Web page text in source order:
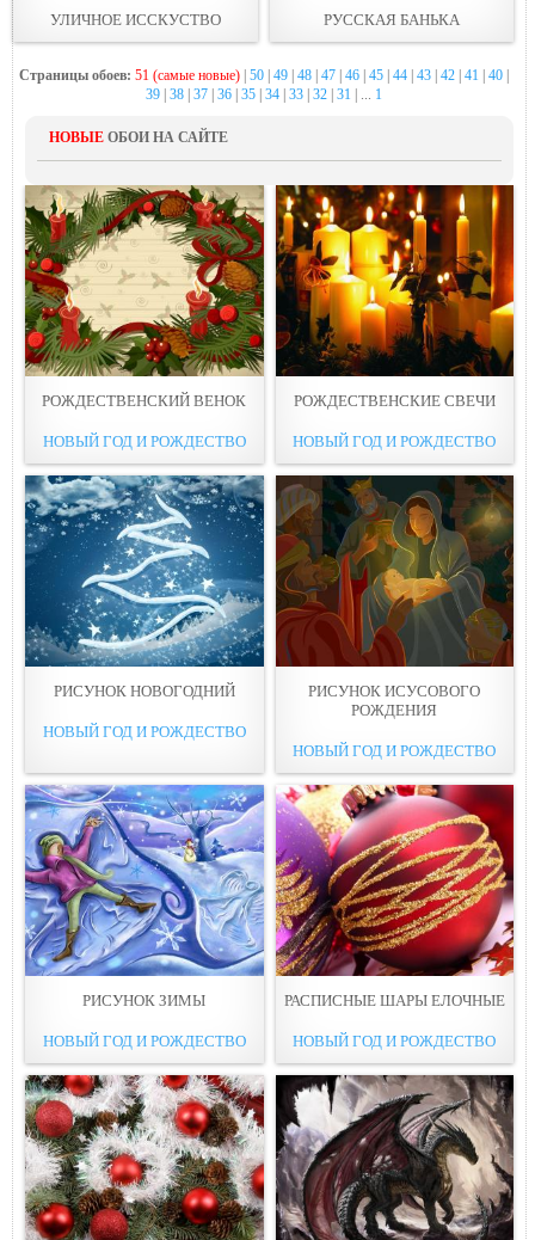
УЛИЧНОЕ ИССКУСТВО РУССКАЯ БАНЬКА
Страницы обоев: 51 (самые новые)| 50| 49| 48| 47| 46| 45| 44| 43| 42| 41 40|
39| 38| 37| 36| 35| 34| 33| 32| 31 | ... 1
НОВЫЕ ОБОИ НА САЙТЕ
РОЖДЕСТВЕНСКИЙ ВЕНОК
НОВЫЙ ГОД И РОЖДЕСТВО
РОЖДЕСТВЕНСКИЕ СВЕЧИ
НОВЫЙ ГОД И РОЖДЕСТВО
РИСУНОК НОВОГОДНИЙ
НОВЫЙ ГОД И РОЖДЕСТВО
РИСУНОК ИСУСОВОГО
РОЖДЕНИЯ
НОВЫЙ ГОД И РОЖДЕСТВО
РИСУНОК ЗИМЫ
НОВЫЙ ГОД И РОЖДЕСТВО
РАСПИСНЫЕ ШАРЫ ЕЛОЧНЫЕ
НОВЫЙ ГОД И РОЖДЕСТВО